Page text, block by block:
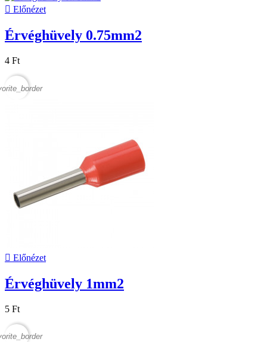
 Előnézet
Érvéghüvely 0.75mm2
4 Ft
 Előnézet
Érvéghüvely 1mm2
5 Ft